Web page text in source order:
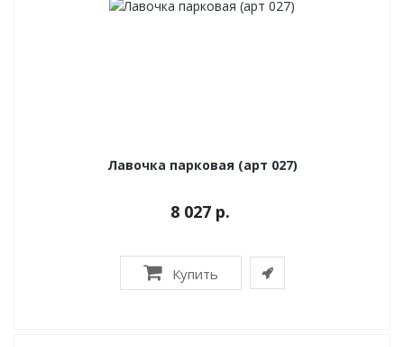
Лавочка парковая (арт 027)
8 027 р.
Купить